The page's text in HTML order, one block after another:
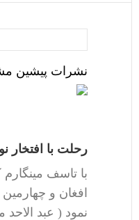
نشرات پیشین
رحلت با افتخار
با تاسف مینگارم
افغان و
نمود ( عبد